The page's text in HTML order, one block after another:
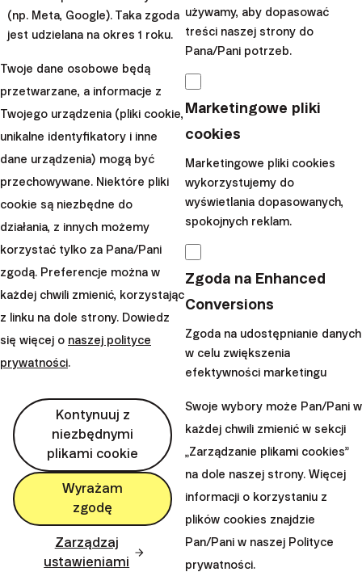
o.c.p., a.s.
Inwestowanie wiąże się z ryzykiem, a wyniki
osiągnięte w przeszłości nie stanowią
gwarancji przyszłych zysków.
ryzykiem, jakie podejmujesz, inwestując
swoje środki.
Zwolnienia podatkowe mają zastosowanie
wyłącznie do rezydentów danego kraju i mogą
się różnić w zależności od obowiązujących
przepisów podatkowych.
Zobacz nasze aktualne i zakończone
promocje.
#edukacja finansowa #szkolenia
Sibielak
Udostępnij ten artykuł:
Polecamy
(np. Meta, Google). Taka zgoda
jest udzielana na okres 1 roku.
Twoje dane osobowe będą
przetwarzane, a informacje z
Twojego urządzenia (pliki cookie,
unikalne identyfikatory i inne
dane urządzenia) mogą być
przechowywane. Niektóre pliki
cookie są niezbędne do
działania, z innych możemy
korzystać tylko za Pana/Pani
zgodą. Preferencje można w
każdej chwili zmienić, korzystając
z linku na dole strony. Dowiedz
się więcej o naszej polityce
prywatności.
Kontynuuj z
niezbędnymi
plikami cookie
Wyrażam
zgodę
Zarządzaj
ustawieniami
używamy, aby dopasować
treści naszej strony do
Pana/Pani potrzeb.
Marketingowe pliki
cookies
Marketingowe pliki cookies
wykorzystujemy do
wyświetlania dopasowanych,
spokojnych reklam.
Zgoda na Enhanced
Conversions
Zgoda na udostępnianie danych
w celu zwiększenia
efektywności marketingu
Swoje wybory może Pan/Pani w
każdej chwili zmienić w sekcji
„Zarządzanie plikami cookies”
na dole naszej strony. Więcej
informacji o korzystaniu z
plików cookies znajdzie
Pan/Pani w naszej Polityce
prywatności.